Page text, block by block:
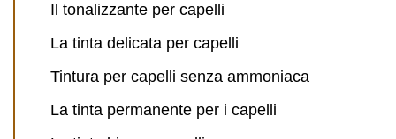
Il tonalizzante per capelli
La tinta delicata per capelli
Tintura per capelli senza ammoniaca
La tinta permanente per i capelli